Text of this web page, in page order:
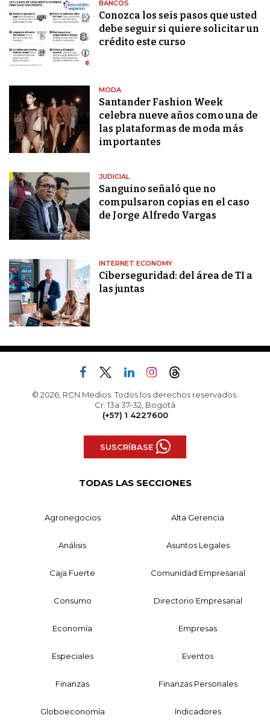
BANCOS
Conozca los seis pasos que usted
debe seguir si quiere solicitar un
crédito este curso
MODA
Santander Fashion Week
celebra nueve años como una de
las plataformas de moda más
importantes
JUDICIAL
Sanguino señaló que no
compulsaron copias en el caso
de Jorge Alfredo Vargas
INTERNET ECONOMY
Ciberseguridad: del área de TI a
las juntas
© 2026, RCN Medios. Todos los derechos reservados.
Cr. 13a 37-32, Bogotá
(+57) 1 4227600
SUSCRÍBASE
TODAS LAS SECCIONES
Agronegocios Alta Gerencia
Análisis Asuntos Legales
Caja Fuerte Comunidad Empresarial
Consumo Directorio Empresarial
Economía Empresas
Especiales Eventos
Finanzas Finanzas Personales
Globoeconomía Indicadores